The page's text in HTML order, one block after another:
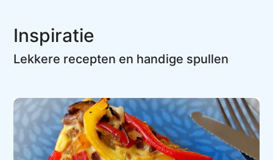
Inspiratie
Lekkere recepten en handige spullen